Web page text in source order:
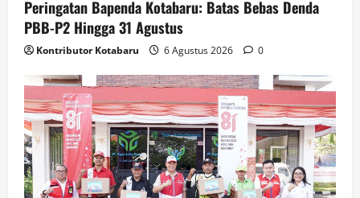
Peringatan Bapenda Kotabaru: Batas Bebas Denda
PBB-P2 Hingga 31 Agustus
Kontributor Kotabaru 6 Agustus 2026 0